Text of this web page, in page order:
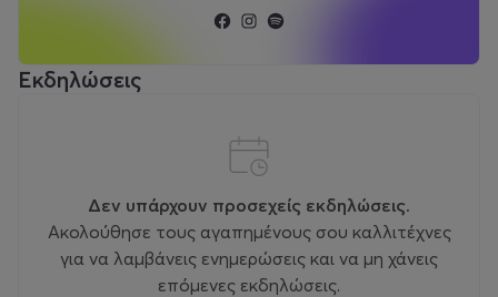
Εκδηλώσεις
Δεν υπάρχουν προσεχείς εκδηλώσεις.
Ακολούθησε τους αγαπημένους σου καλλιτέχνες
για να λαμβάνεις ενημερώσεις και να μη χάνεις
επόμενες εκδηλώσεις.